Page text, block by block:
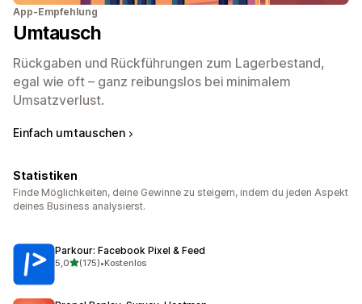
App-Empfehlung
Umtausch
Rückgaben und Rückführungen zum Lagerbestand,
egal wie oft – ganz reibungslos bei minimalem
Umsatzverlust.
Einfach umtauschen
Statistiken
Finde Möglichkeiten, deine Gewinne zu steigern, indem du jeden Aspekt
deines Business analysierst.
Parkour: Facebook Pixel & Feed
5,0von 5 Sternen
(175)
175 Rezensionen insgesamt
•Kostenlos